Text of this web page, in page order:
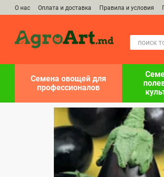
Перейти к основному контенту
О нас Оплата и доставка Правила и условия
Семена овощей для
профессионалов